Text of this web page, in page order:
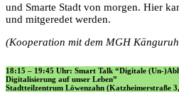
und Smarte Stadt von morgen. Hier
und mitgeredet werden.
(Kooperation mit dem MGH Känguruh
18:15 – 19:45 Uhr: Smart Talk “Digitale (Un-
Digitalisierung auf unser Leben”
Stadtteilzentrum Löwenzahn (Katzheimerstraße